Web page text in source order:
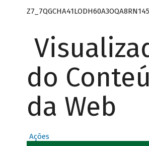
do
da Web
Ações